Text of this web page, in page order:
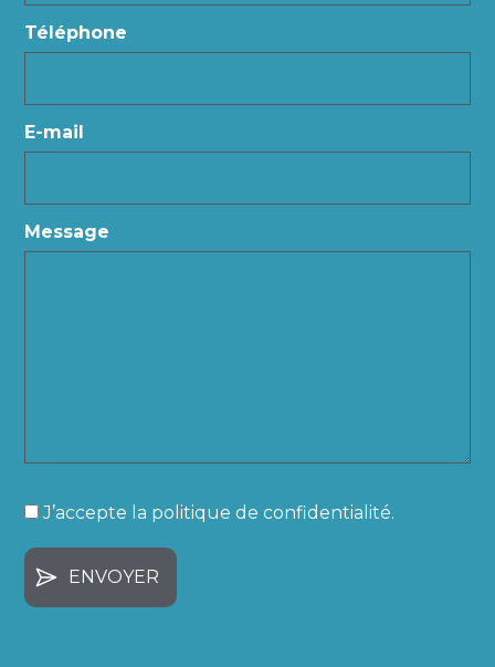
Téléphone
E-mail
Message
(Nécessaire)
J’accepte la politique de confidentialité.